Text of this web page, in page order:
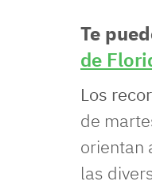
Te
de
Los
de
orientan
las